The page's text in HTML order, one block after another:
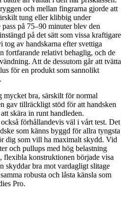
och mellan fingrarna gjorde att
tung eller klibbig under
pass på 75–90 minuter blev den
på det sätt som vissa kraftigare
av handskarna efter svettiga
fortfarande relativt behaglig, och de
Att de dessutom går att tvätta
för en produkt som sannolikt
mycket bra, särskilt för normal
gav tillräckligt stöd för att handsken
skära in runt handleden.
förhållandevis väl i vårt test. Det
som känns byggd för allra tyngsta
dig som vill ha maximalt skydd. Vid
och pullups med hög belastning
flexibla konstruktionen började visa
skyddar bra mot vardagligt slitage
robusta och låsta känsla som
Pro.